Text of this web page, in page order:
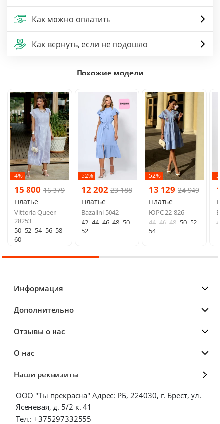
Как можно оплатить
Как вернуть, если не подошло
Похожие модели
-4%
15 800 16 379
Платье
Vittoria Queen
28253
50 52 54 56 58
60
-52%
12 202 23 188
Платье
Bazalini 5042
42 44 46 48 50
52
-52%
13 129 24 949
Платье
ЮРС 22-826
44 46 48 50 52
54
-
Информация
Дополнительно
Отзывы о нас
О нас
Наши реквизиты
ООО "Ты прекрасна" Адрес: РБ, 224030, г. Брест, ул.
Ясеневая, д. 5/2 к. 41
Тел.: +375297332555